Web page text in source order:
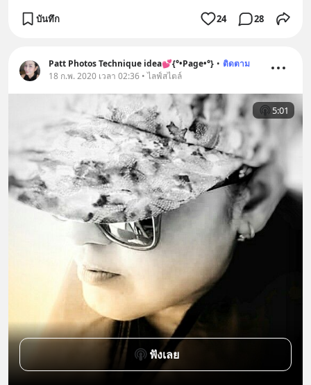
บันทึก 24 28
Patt Photos Technique idea💕{°•Page•°} • ติดตาม
18 ก.พ. 2020 เวลา 02:36 • ไลฟ์สไตล์
5:01
ฟังเลย